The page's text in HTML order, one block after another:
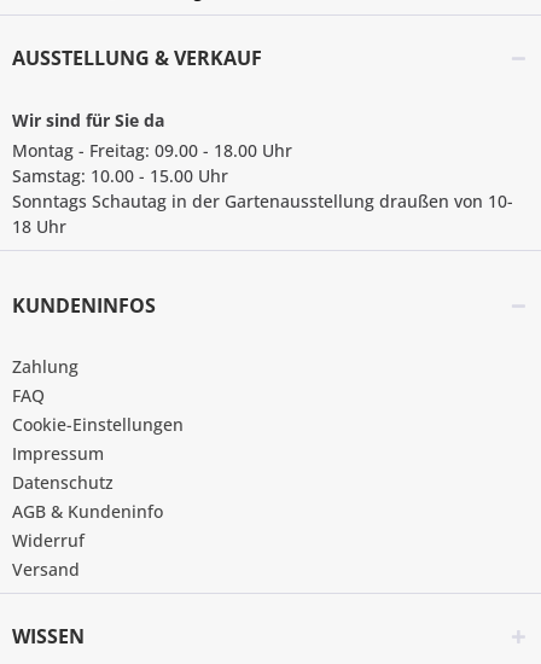
AUSSTELLUNG & VERKAUF
Wir sind für Sie da
Montag - Freitag: 09.00 - 18.00 Uhr
Samstag: 10.00 - 15.00 Uhr
Sonntags Schautag in der Gartenausstellung draußen von 10-
18 Uhr
KUNDENINFOS
Zahlung
FAQ
Cookie-Einstellungen
Impressum
Datenschutz
AGB & Kundeninfo
Widerruf
Versand
WISSEN